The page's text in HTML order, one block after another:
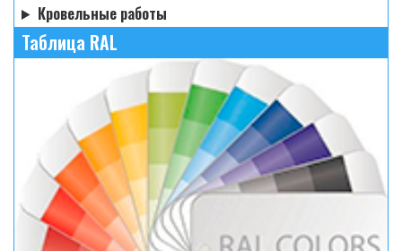
Кровельные работы
Таблица RAL